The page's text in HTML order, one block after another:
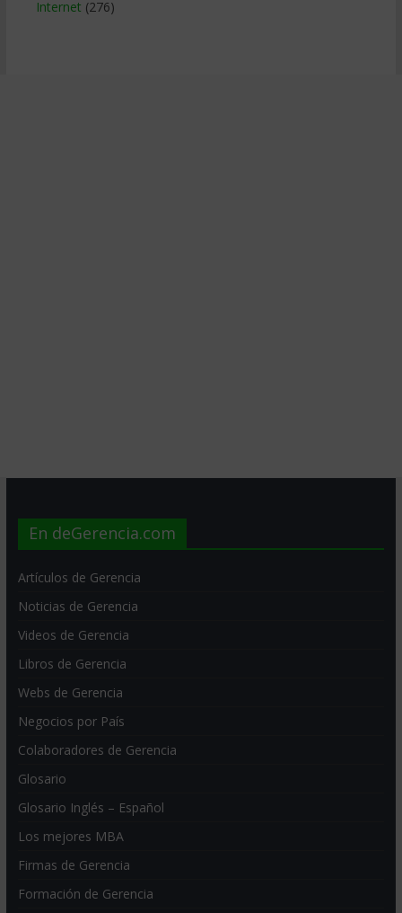
Internet (276)
En deGerencia.com
Artículos de Gerencia
Noticias de Gerencia
Videos de Gerencia
Libros de Gerencia
Webs de Gerencia
Negocios por País
Colaboradores de Gerencia
Glosario
Glosario Inglés – Español
Los mejores MBA
Firmas de Gerencia
Formación de Gerencia